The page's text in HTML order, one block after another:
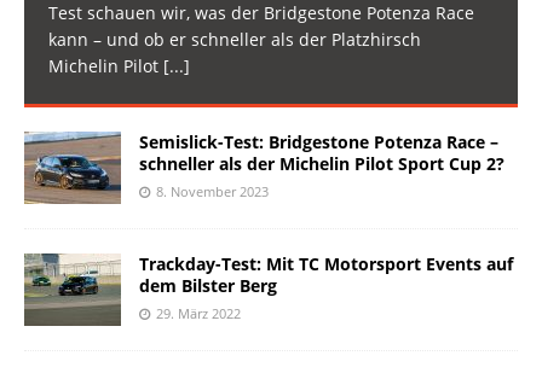
Test schauen wir, was der Bridgestone Potenza Race
kann – und ob er schneller als der Platzhirsch
Michelin Pilot [...]
Semislick-Test: Bridgestone Potenza Race –
schneller als der Michelin Pilot Sport Cup 2?
8. November 2023
Trackday-Test: Mit TC Motorsport Events auf
dem Bilster Berg
29. März 2022